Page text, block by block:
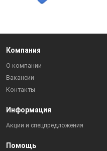
Компания
О компании
Вакансии
Контакты
Информация
Акции и спецпредложения
Помощь